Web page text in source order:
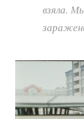
взяла.